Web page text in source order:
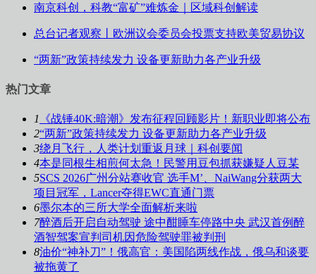
南京科创，科教“富矿”难炼金｜区域科创解读
总台记者观察丨欧洲议会委员会投票支持欧美贸易协议
“两新”政策持续发力 设备更新助力各产业升级
热门文章
1
《战锤40K:暗潮》发布征程回顾影片！新职业即将公布
2“两新”政策持续发力 设备更新助力各产业升级
3绕月飞行，人类计划重返月球｜科创要闻
4本是同根生相煎何太急！民警用豆包抓获嫌疑人豆某
5SCS 2026广州分站赛收官 选手M’、NaiWang分获两大
项目冠军，Lancer夺得EWC直通门票
6墨尔本的三所大学全面解析来啦
7醉酒后开启自动驾驶 途中酣睡车停路中央 武汉首例醉
酒智驾案宣判司机因危险驾驶罪被判刑
8油价“神补刀”！俄高官：美国陷两线作战，俄乌和谈要
被拖黄了